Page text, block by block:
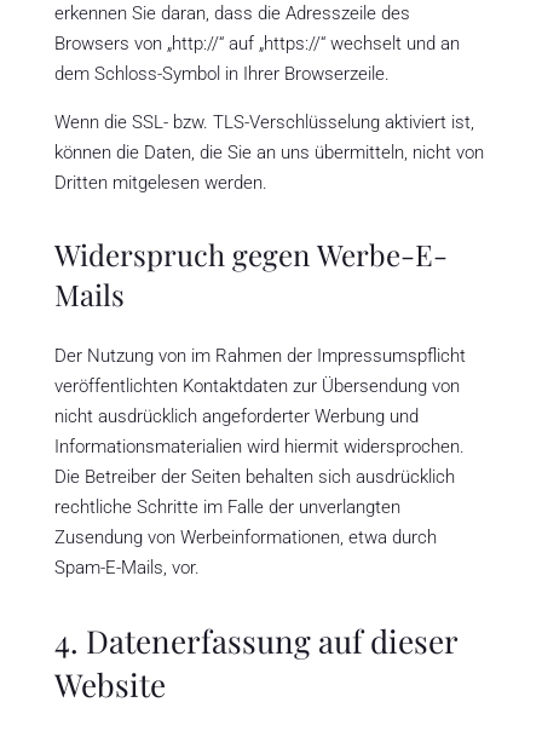
erkennen Sie daran, dass die Adresszeile des
Browsers von „http://“ auf „https://“ wechselt und an
dem Schloss-Symbol in Ihrer Browserzeile.
Wenn die SSL- bzw. TLS-Verschlüsselung aktiviert ist,
können die Daten, die Sie an uns übermitteln, nicht von
Dritten mitgelesen werden.
Widerspruch gegen Werbe-E-
Mails
Der Nutzung von im Rahmen der Impressumspflicht
veröffentlichten Kontaktdaten zur Übersendung von
nicht ausdrücklich angeforderter Werbung und
Informationsmaterialien wird hiermit widersprochen.
Die Betreiber der Seiten behalten sich ausdrücklich
rechtliche Schritte im Falle der unverlangten
Zusendung von Werbeinformationen, etwa durch
Spam-E-Mails, vor.
4. Datenerfassung auf dieser
Website